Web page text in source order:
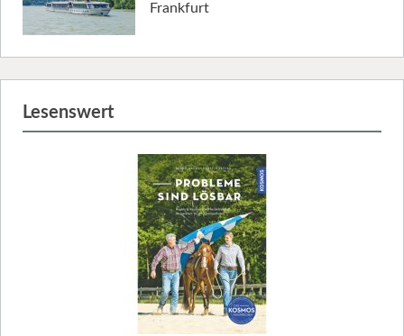
Frankfurt
Lesenswert